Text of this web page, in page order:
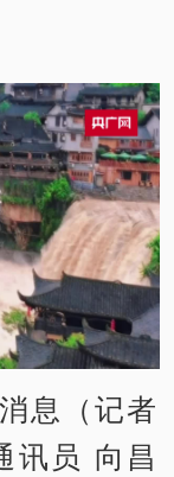
息（记者
讯员 向昌